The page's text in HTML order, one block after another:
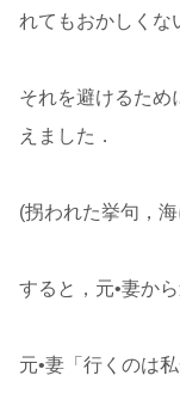
れてもおかしく
それを避けるため
えました．
(拐われた挙句，
すると，元•妻か
元•妻「行くのは私